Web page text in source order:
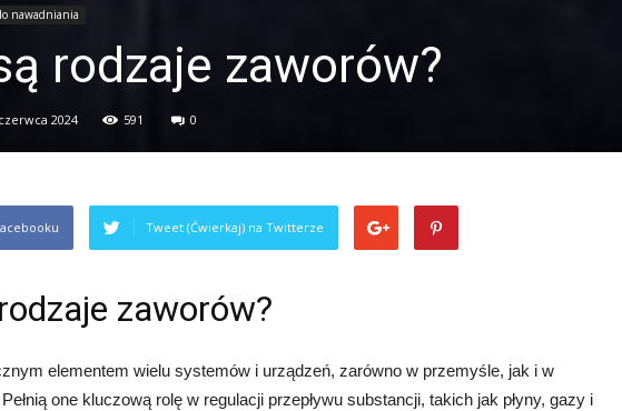
nawadniania
rodzaje zaworów?
2024 591 0
Tweet (Ćwierkaj) na Twitterze
zaworów?
elementem wielu systemów i urządzeń, zarówno w przemyśle, jak i w
one kluczową rolę w regulacji przepływu substancji, takich jak płyny, gazy i